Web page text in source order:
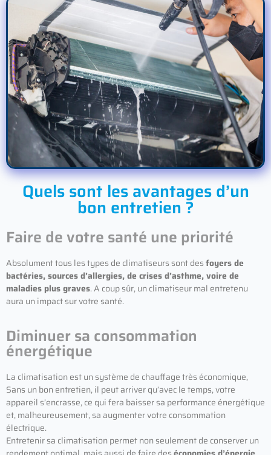
Quels sont les avantages d’un
bon entretien ?​
Faire de votre santé une priorité
Absolument tous les types de climatiseurs sont desfoyers de
bactéries, sources d’allergies, de crises d’asthme, voire de
maladies plus graves. A coup sûr, un climatiseur mal entretenu
aura un impact sur votre santé.
Diminuer sa consommation
énergétique
La climatisation est un système de chauffage très économique,
Sans un bon entretien, il peut arriver qu’avec le temps, votre
appareil s’encrasse, ce qui fera baisser sa performance énergétique
et, malheureusement, sa augmenter votre consommation
électrique.
Entretenir sa climatisation permet non seulement de conserver un